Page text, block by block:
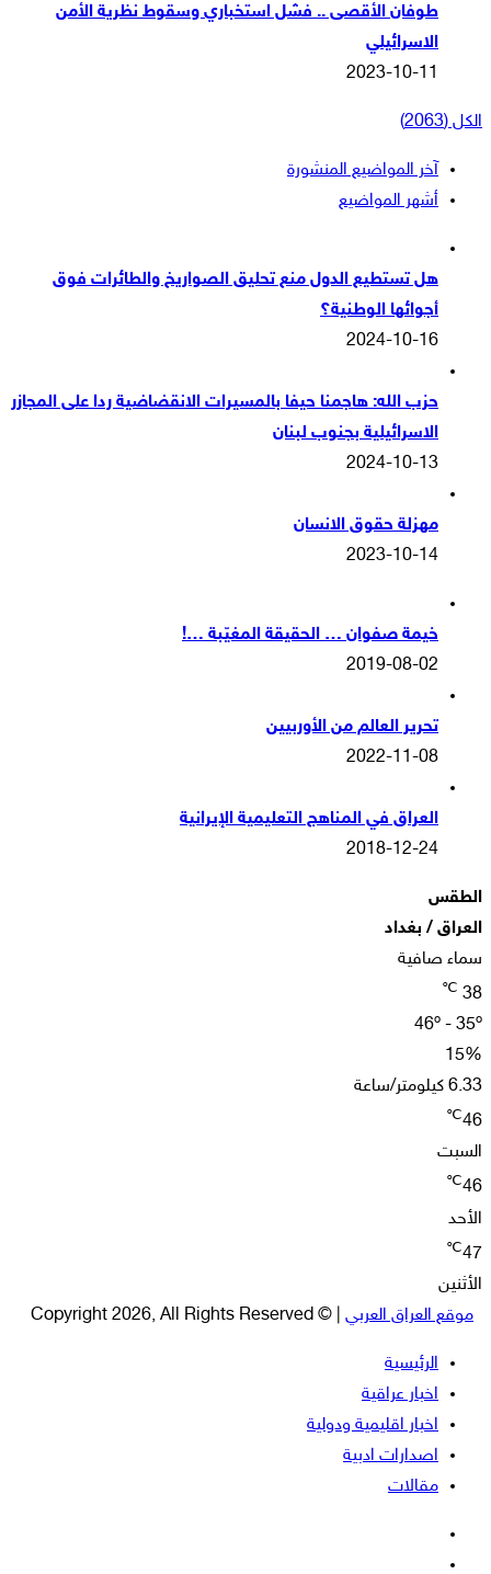
طوفان الأقصى .. فشل استخباري وسقوط نظرية الأمن
الاسرائيلي
2023-10-11
الكل (2063)
آخر المواضيع المنشورة
أشهر المواضيع
هل تستطيع الدول منع تحليق الصواريخ والطائرات فوق
أجوائها الوطنية؟
2024-10-16
حزب الله: هاجمنا حيفا بالمسيرات الانقضاضية ردا على المجازر
الاسرائيلية بجنوب لبنان
2024-10-13
مهزلة حقوق الانسان
2023-10-14
خيمة صفوان … الحقيقة المغيّبة …!
2019-08-02
تحرير العالم من الأوربيين
2022-11-08
العراق في المناهج التعليمية الإيرانية
2018-12-24
الطقس
العراق / بغداد
سماء صافية
38
℃
46º - 35º
15%
6.33 كيلومتر/ساعة
46
℃
السبت
46
℃
الأحد
47
℃
الأثنين
موقع العراق العربي | © Copyright 2026, All Rights Reserved
الرئيسية
اخبار عراقية
اخبار اقليمية ودولية
اصدارات ادبية
مقالات